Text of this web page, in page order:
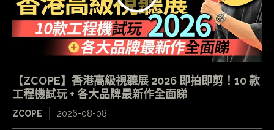
【ZCOPE】香港高級視聽展 2026 即拍即剪！10 款
工程機試玩 + 各大品牌最新作全面睇
ZCOPE 2026-08-08